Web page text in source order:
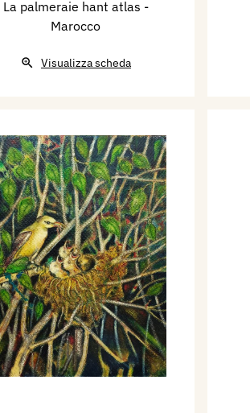
La palmeraie hant atlas -
Marocco
Visualizza scheda